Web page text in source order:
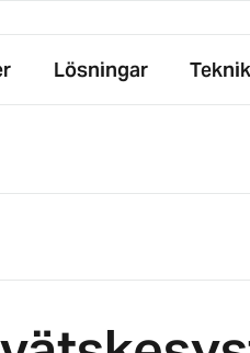
Lösningar Teknik